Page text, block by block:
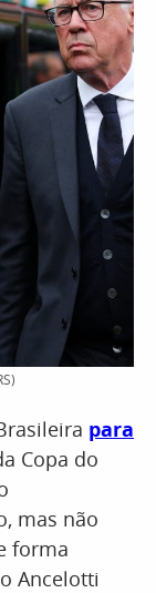
para
Copa do
mas não
forma
Ancelotti